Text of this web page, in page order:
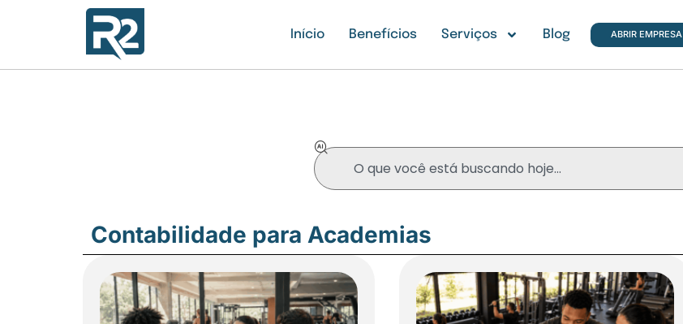
Início Benefícios Serviços Blog ABRIR EMPRESA
Contabilidade para Academias